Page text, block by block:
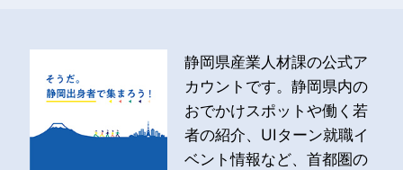
静岡県産業人材課の公式ア
カウントです。静岡県内の
おでかけスポットや働く若
者の紹介、UIターン就職イ
ベント情報など、首都圏の